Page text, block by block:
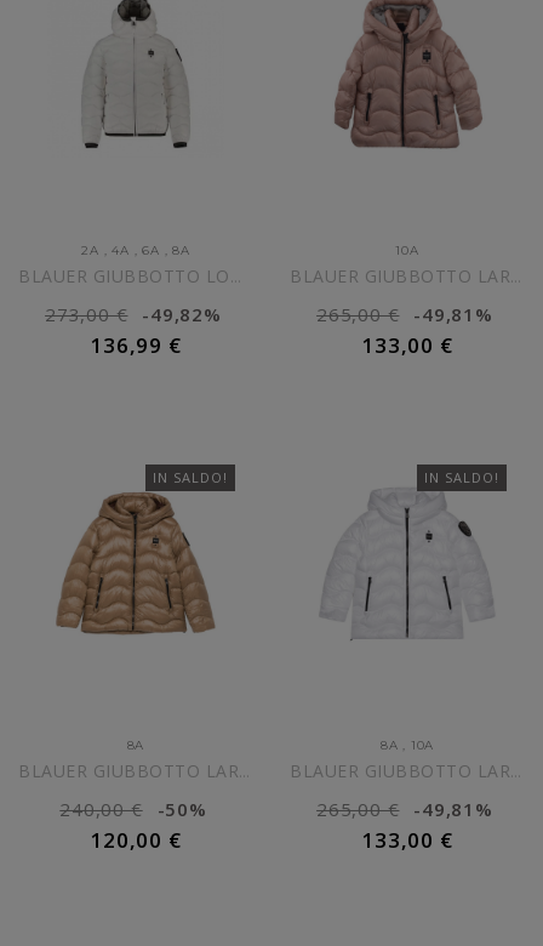
2A ,4A ,6A ,8A
BLAUER GIUBBOTTO LOWELL...
273,00 € -49,82%
136,99 €
AGGIUNGI AL CARRELLO
10A
BLAUER GIUBBOTTO LAROSE...
265,00 € -49,81%
133,00 €
AGGIUNGI AL CARRELLO
IN SALDO!
8A
BLAUER GIUBBOTTO LAROSE...
240,00 € -50%
120,00 €
AGGIUNGI AL CARRELLO
IN SALDO!
8A , 10A
BLAUER GIUBBOTTO LAROSE...
265,00 € -49,81%
133,00 €
AGGIUNGI AL CARRELLO